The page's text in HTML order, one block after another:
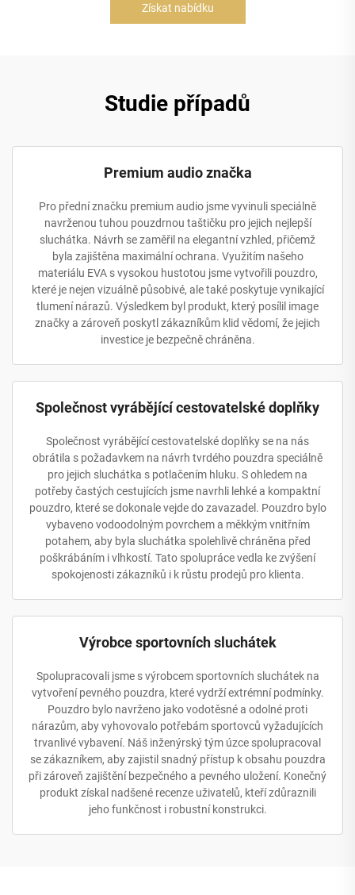
Získat nabídku
Studie případů
Premium audio značka
Pro přední značku premium audio jsme vyvinuli speciálně
navrženou tuhou pouzdrnou taštičku pro jejich nejlepší
sluchátka. Návrh se zaměřil na elegantní vzhled, přičemž
byla zajištěna maximální ochrana. Využitím našeho
materiálu EVA s vysokou hustotou jsme vytvořili pouzdro,
které je nejen vizuálně působivé, ale také poskytuje vynikající
tlumení nárazů. Výsledkem byl produkt, který posílil image
značky a zároveň poskytl zákazníkům klid vědomí, že jejich
investice je bezpečně chráněna.
Společnost vyrábějící cestovatelské doplňky
Společnost vyrábějící cestovatelské doplňky se na nás
obrátila s požadavkem na návrh tvrdého pouzdra speciálně
pro jejich sluchátka s potlačením hluku. S ohledem na
potřeby častých cestujících jsme navrhli lehké a kompaktní
pouzdro, které se dokonale vejde do zavazadel. Pouzdro bylo
vybaveno vodoodolným povrchem a měkkým vnitřním
potahem, aby byla sluchátka spolehlivě chráněna před
poškrábáním i vlhkostí. Tato spolupráce vedla ke zvýšení
spokojenosti zákazníků i k růstu prodejů pro klienta.
Výrobce sportovních sluchátek
Spolupracovali jsme s výrobcem sportovních sluchátek na
vytvoření pevného pouzdra, které vydrží extrémní podmínky.
Pouzdro bylo navrženo jako vodotěsné a odolné proti
nárazům, aby vyhovovalo potřebám sportovců vyžadujících
trvanlivé vybavení. Náš inženýrský tým úzce spolupracoval
se zákazníkem, aby zajistil snadný přístup k obsahu pouzdra
při zároveň zajištění bezpečného a pevného uložení. Konečný
produkt získal nadšené recenze uživatelů, kteří zdůraznili
jeho funkčnost i robustní konstrukci.